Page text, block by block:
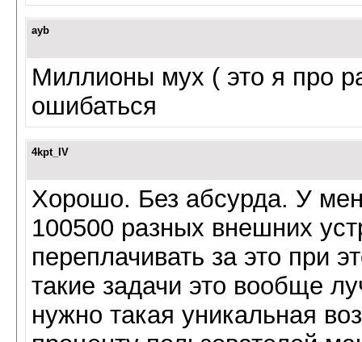
ayb
Миллионы мух ( это я про
ошибаться
4kpt_IV
Хорошо. Без абсурда. У
100500 разных внешних
переплачивать за это при
такие задачи это вообще
нужно такая уникальная